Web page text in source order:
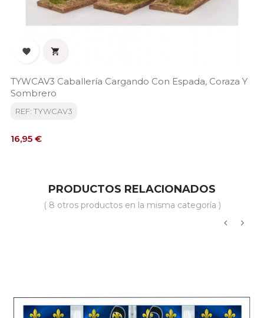
 
TYWCAV3 Caballería Cargando Con Espada, Coraza Y
Sombrero
REF: TYWCAV3
Precio
16,95 €
PRODUCTOS RELACIONADOS
( 8 otros productos en la misma categoría )